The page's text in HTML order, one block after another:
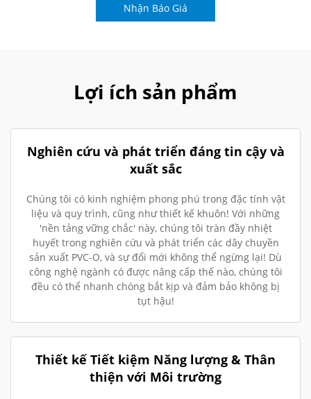
Nhận Báo Giá
Lợi ích sản phẩm
Nghiên cứu và phát triển đáng tin cậy và
xuất sắc
Chúng tôi có kinh nghiệm phong phú trong đặc tính vật
liệu và quy trình, cũng như thiết kế khuôn! Với những
'nền tảng vững chắc' này, chúng tôi tràn đầy nhiệt
huyết trong nghiên cứu và phát triển các dây chuyền
sản xuất PVC-O, và sự đổi mới không thể ngừng lại! Dù
công nghệ ngành có được nâng cấp thế nào, chúng tôi
đều có thể nhanh chóng bắt kịp và đảm bảo không bị
tụt hậu!
Thiết kế Tiết kiệm Năng lượng & Thân
thiện với Môi trường